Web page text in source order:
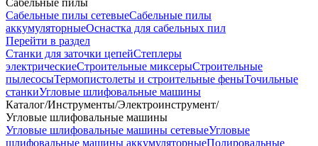
Сабельные пилы
Сабельные пилы сетевыеСабельные пилы
аккумуляторныеОснастка для сабельных пил
Перейти в раздел
Станки для заточки цепейСтеплеры
электрическиеСтроительные миксерыСтроительные
пылесосыТермопистолеты и строительные феныТочильные
станкиУгловые шлифовальные машины
Каталог/Инструменты/Электроинструмент/
Угловые шлифовальные машины
Угловые шлифовальные машины сетевыеУгловые
шлифовальные машины аккумуляторныеПолировальные